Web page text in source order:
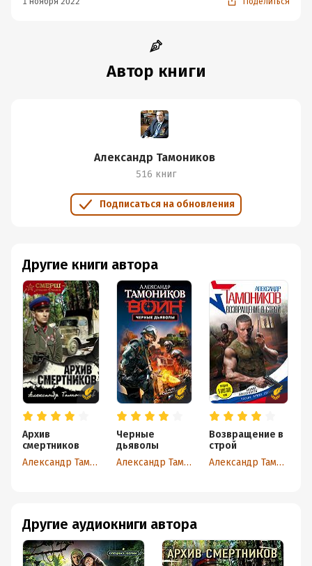
Автор книги
Александр Тамоников
516 книг
Подписаться на обновления
Другие книги автора
Архив
смертников
Александр Тамоников
Черные
дьяволы
Александр Тамоников
Возвращение в
строй
Александр Тамоников
Другие аудиокниги автора